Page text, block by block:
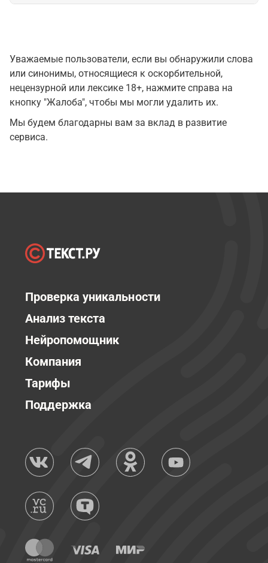
Уважаемые пользователи, если вы обнаружили слова
или синонимы, относящиеся к оскорбительной,
нецензурной или лексике 18+, нажмите справа на
кнопку "Жалоба", чтобы мы могли удалить их.
Мы будем благодарны вам за вклад в развитие
сервиса.
Проверка уникальности
Анализ текста
Нейропомощник
Компания
Тарифы
Поддержка